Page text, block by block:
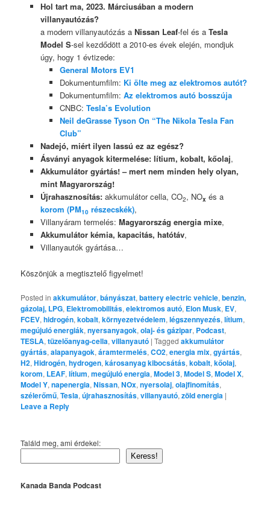
Hol tart ma, 2023. Márciusában a modern
villanyautózás?
a modern villanyautózás a Nissan Leaf-fel és a Tesla
Model S-sel kezdődött a 2010-es évek elején, mondjuk
úgy, hogy 1 évtizede:
General Motors EV1
Dokumentumfilm: Ki ölte meg az elektromos autót?
Dokumentumfilm:Az elektromos autó bosszúja
CNBC:Tesla’s Evolution
Neil deGrasse Tyson On “The Nikola Tesla Fan
Club”
Nadejó, miért ilyen lassú ez az egész?
Ásványi anyagok kitermelése: lítium, kobalt, kőolaj,
Akkumulátor gyártás! – mert nem minden hely olyan,
mint Magyarország!
Újrahasznosítás:akkumulátor cella, CO2, NOx és a
korom (PM10részecskék),
Villanyáram termelés: Magyarország energia mixe,
Akkumulátor kémia, kapacitás, hatótáv,
Villanyautók gyártása…
Köszönjük a megtisztelő figyelmet!
Posted in akkumulátor,bányászat,battery electric vehicle,benzin,
gázolaj, LPG, Elektromobilitás,elektromos autó, Elon Musk, EV,
FCEV,hidrogén,kobalt,környezetvédelem,légszennyezés,lítium,
megújuló energiák,nyersanyagok,olaj- és gázipar, Podcast,
TESLA,tüzelőanyag-cella,villanyautó |Tagged akkumulátor
gyártás,alapanyagok,áramtermelés,CO2,energia mix,gyártás,
H2,Hidrogén,hydrogen,károsanyag kibocsátás,kobalt,kőolaj,
korom, LEAF,lítium,megújuló energia,Model 3,Model S,Model X,
Model Y,napenergia,Nissan,NOx,nyersolaj,olajfinomítás,
szélerőmű,Tesla,újrahasznosítás,villanyautó,zöld energia |
Leave a Reply
Találd meg, ami érdekel:
Keress!
Kanada Banda Podcast